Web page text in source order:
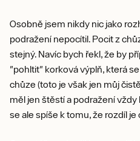
Osobně jsem nikdy nic jako
podražení nepocítil. Pocit z
stejný. Navíc bych řekl, že by
"pohltit" korková výplň, která
chůze (toto je však jen můj
měl jen štěstí a podražení
se ale spíše k tomu, že rozdíl